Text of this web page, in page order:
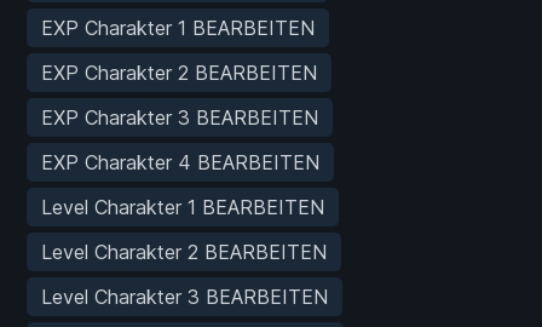
EXP Charakter 1 BEARBEITEN
EXP Charakter 2 BEARBEITEN
EXP Charakter 3 BEARBEITEN
EXP Charakter 4 BEARBEITEN
Level Charakter 1 BEARBEITEN
Level Charakter 2 BEARBEITEN
Level Charakter 3 BEARBEITEN